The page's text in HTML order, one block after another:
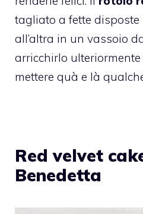
tagliato a fette disposte
all’altra in un vassoio
arricchirlo ulteriormente
mettere quà e là
Red velvet
Benedetta